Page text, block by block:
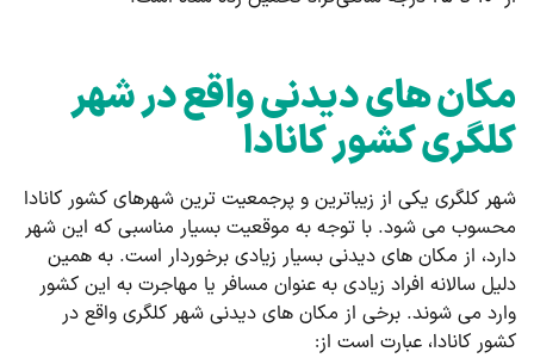
مکان های دیدنی واقع در شهر
کلگری کشور کانادا
شهر کلگری یکی از زیباترین و پرجمعیت ترین شهرهای کشور کانادا
محسوب می ‌شود. با توجه به موقعیت بسیار مناسبی که این شهر
دارد، از مکان های دیدنی بسیار زیادی برخوردار است. به همین
دلیل سالانه افراد زیادی به عنوان مسافر یا مهاجرت به این کشور
وارد می شوند. برخی از مکان های دیدنی شهر کلگری واقع در
کشور کانادا، عبارت است از: